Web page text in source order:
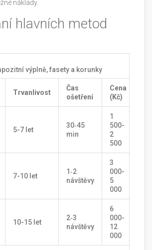
náklady.
hlavních metod
výplně, fasety a korunky
Trvanlivost
Čas
ošetření
Cena
(Kč)
5-7 let
30‑45
min
1
500-
2
500
7-10 let
1‑2
návštěvy
3
000-
5
000
10-15 let
2‑3
návštěvy
6
000-
12
000